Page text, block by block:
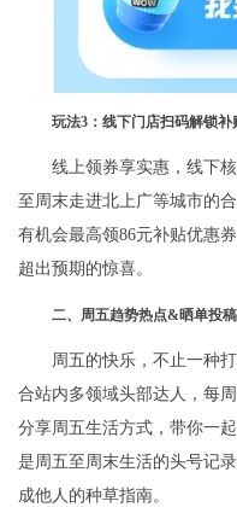
玩法3 ：线下门店扫码解锁
线上领券享实惠，线下
至周末走进北上广等城市的
有机会最高领86元补贴优惠
超出预期的惊喜。
二、周五趋势热点&晒单投
周五的快乐，不止一种
合站内多领域头部达人，每
分享周五生活方式，带你一
是周五至周末生活的头号记
成他人的种草指南。